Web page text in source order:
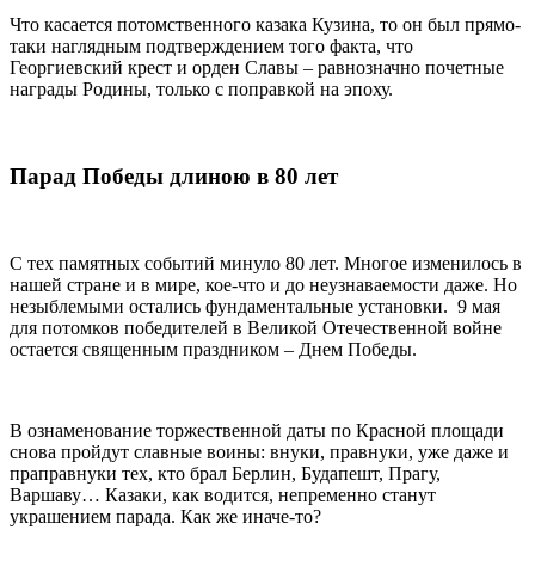
Что касается потомственного казака Кузина, то он был прямо-
таки наглядным подтверждением того факта, что
Георгиевский крест и орден Славы – равнозначно почетные
награды Родины, только с поправкой на эпоху.
Парад Победы длиною в 80 лет
С тех памятных событий минуло 80 лет. Многое изменилось в
нашей стране и в мире, кое-что и до неузнаваемости даже. Но
незыблемыми остались фундаментальные установки. 9 мая
для потомков победителей в Великой Отечественной войне
остается священным праздником – Днем Победы.
В ознаменование торжественной даты по Красной площади
снова пройдут славные воины: внуки, правнуки, уже даже и
праправнуки тех, кто брал Берлин, Будапешт, Прагу,
Варшаву… Казаки, как водится, непременно станут
украшением парада. Как же иначе-то?